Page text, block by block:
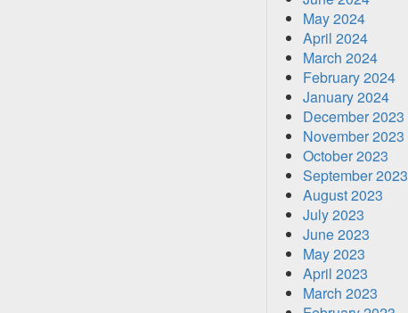
May 2024
April 2024
March 2024
February 2024
January 2024
December 2023
November 2023
October 2023
September 2023
August 2023
July 2023
June 2023
May 2023
April 2023
March 2023